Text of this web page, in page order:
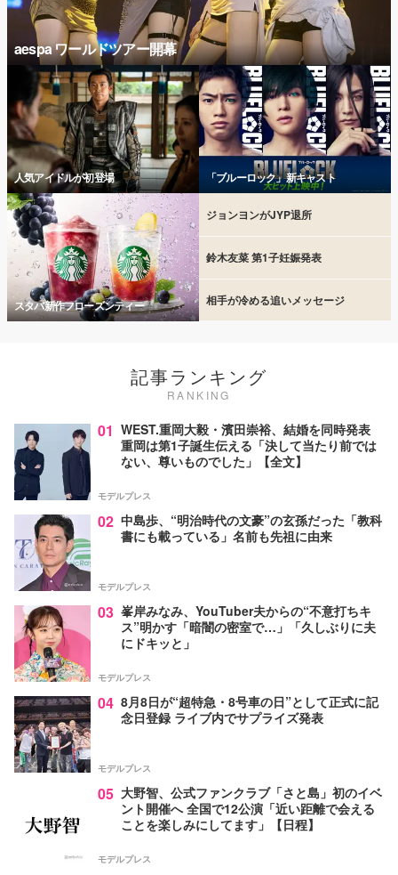
aespa ワールドツアー開幕
人気アイドルが初登場 「ブルーロック」新キャスト
スタバ新作フローズンティー
ジョンヨンがJYP退所
鈴木友菜 第1子妊娠発表
相手が冷める追いメッセージ
記事ランキング
RANKING
01 WEST.重岡大毅・濱田崇裕、結婚を同時発表
重岡は第1子誕生伝える「決して当たり前では
ない、尊いものでした」【全文】
モデルプレス
02 中島歩、“明治時代の文豪”の玄孫だった「教科
書にも載っている」名前も先祖に由来
モデルプレス
03 峯岸みなみ、YouTuber夫からの“不意打ちキ
ス”明かす「暗闇の密室で…」「久しぶりに夫
にドキッと」
モデルプレス
04 8月8日が“超特急・8号車の日”として正式に記
念日登録 ライブ内でサプライズ発表
モデルプレス
05 大野智、公式ファンクラブ「さと島」初のイベ
ント開催へ 全国で12公演「近い距離で会える
ことを楽しみにしてます」【日程】
モデルプレス